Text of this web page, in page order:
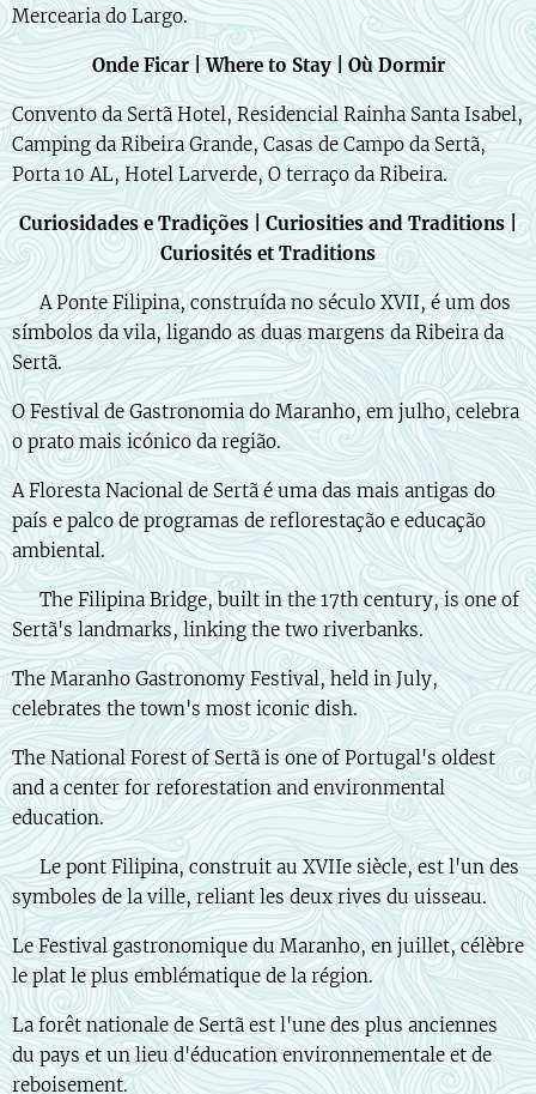
Mercearia do Largo.
Onde Ficar | Where to Stay | Où Dormir
Convento da Sertã Hotel, Residencial Rainha Santa Isabel,
Camping da Ribeira Grande, Casas de Campo da Sertã,
Porta 10 AL, Hotel Larverde, O terraço da Ribeira.
Curiosidades e Tradições | Curiosities and Traditions |
Curiosités et Traditions
🇵🇹 A Ponte Filipina, construída no século XVII, é um dos
símbolos da vila, ligando as duas margens da Ribeira da
Sertã.
O Festival de Gastronomia do Maranho, em julho, celebra
o prato mais icónico da região.
A Floresta Nacional de Sertã é uma das mais antigas do
país e palco de programas de reflorestação e educação
ambiental.
🇬🇧 The Filipina Bridge, built in the 17th century, is one of
Sertã's landmarks, linking the two riverbanks.
The Maranho Gastronomy Festival, held in July,
celebrates the town's most iconic dish.
The National Forest of Sertã is one of Portugal's oldest
and a center for reforestation and environmental
education.
🇫🇷 Le pont Filipina, construit au XVIIe siècle, est l'un des
symboles de la ville, reliant les deux rives du uisseau.
Le Festival gastronomique du Maranho, en juillet, célèbre
le plat le plus emblématique de la région.
La forêt nationale de Sertã est l'une des plus anciennes
du pays et un lieu d'éducation environnementale et de
reboisement.